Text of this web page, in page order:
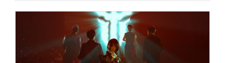
今年更號召近百組演出者匯聚清水演出。 事逢 2
閱讀全文 "2025浮現祭2/22、2/23台中清水登場！
演出時間表、場域圖大公開！"